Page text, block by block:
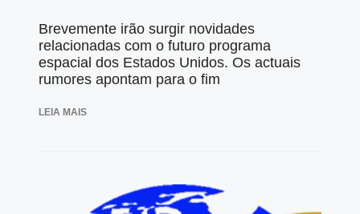
Brevemente irão surgir novidades
relacionadas com o futuro programa
espacial dos Estados Unidos. Os actuais
rumores apontam para o fim
LEIA MAIS